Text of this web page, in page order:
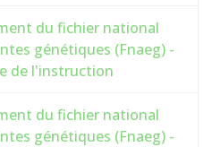
du fichier national
génétiques (Fnaeg) -
de l'instruction
du fichier national
génétiques (Fnaeg) -